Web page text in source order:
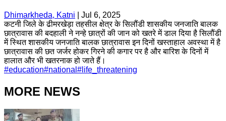
Dhimarkheda, Katni
Jul 6, 2025
कटनी जिले के ढीमरखेड़ा तहसील क्षेत्र के सिलौंडी शासकीय जनजाति बालक
छात्रावास की बदहाली ने नन्हे छात्रों की जान को खतरे में डाल दिया है सिलौंडी
में स्थित शासकीय जनजाति बालक छात्रावास इन दिनों खस्ताहाल अवस्था में है
छात्रावास की छत जर्जर होकर गिरने की कगार पर है और बारिश के दिनों में
हालात और भी खतरनाक हो जाते हैं।
#education#national # life_threatening
MORE NEWS